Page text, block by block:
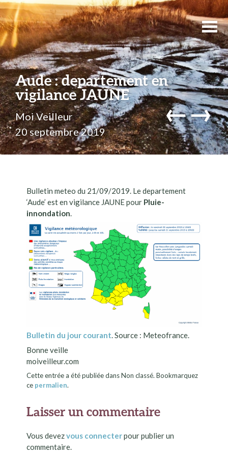
Aude : departement en
vigilance JAUNE
Moi Veilleur
20 septembre 2019
←→
Bulletin meteo du 21/09/2019. Le departement
‘Aude’ est en vigilance JAUNE pour Pluie-
innondation.
Bulletin du jour courant . Source : Meteofrance.
Bonne veille
moiveilleur.com
Cette entrée a été publiée dans Non classé. Bookmarquez
ce permalien.
Laisser un commentaire
Vous devezvous connecterpour publier un
commentaire.